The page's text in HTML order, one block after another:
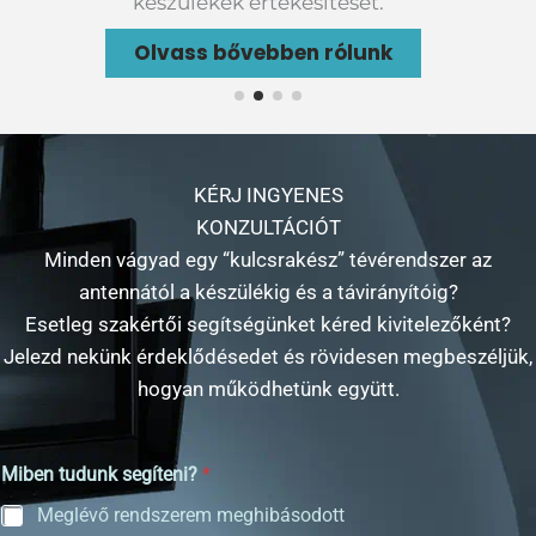
hangolni, programozni a rendszert.
Olvass bővebben rólunk
megvalósítás.
Olvass bővebben rólunk
Olvass bővebben rólunk
tennék.
Olvass bővebben rólunk
hangolni, programozni a rendszert.
Olvass bővebben rólunk
megvalósítás.
Olvass bővebben rólunk
KÉRJ INGYENES
KONZULTÁCIÓT
Minden vágyad egy “kulcsrakész” tévérendszer az
antennától a készülékig és a távirányítóig?
Esetleg szakértői segítségünket kéred kivitelezőként?
Jelezd nekünk érdeklődésedet és rövidesen megbeszéljük,
hogyan működhetünk együtt.
Miben tudunk segíteni? *
Meglévő rendszerem meghibásodott